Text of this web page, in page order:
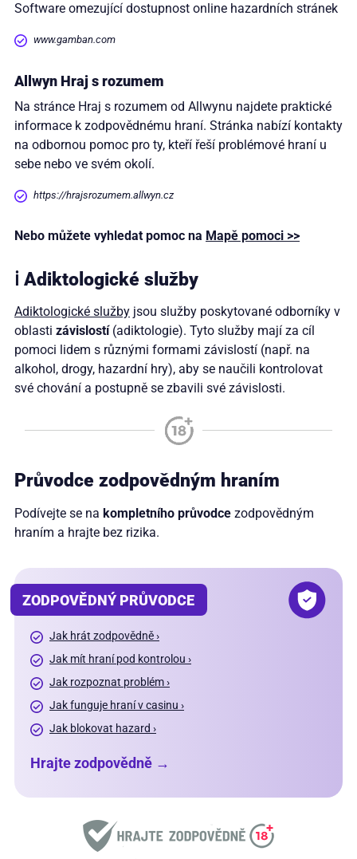
Software omezující dostupnost online hazardních stránek
www.gamban.com
Allwyn Hraj s rozumem
Na stránce Hraj s rozumem od Allwynu najdete praktické
informace k zodpovědnému hraní. Stránka nabízí kontakty
na odbornou pomoc pro ty, kteří řeší problémové hraní u
sebe nebo ve svém okolí.
https://hrajsrozumem.allwyn.cz
Nebo můžete vyhledat pomoc na Mapě pomoci >>
ℹ️ Adiktologické služby
Adiktologické služby jsou služby poskytované odborníky v
oblasti závislostí (adiktologie). Tyto služby mají za cíl
pomoci lidem s různými formami závislostí (např. na
alkohol, drogy, hazardní hry), aby se naučili kontrolovat
své chování a postupně se zbavili své závislosti.
Průvodce zodpovědným hraním
Podívejte se na kompletního průvodce zodpovědným
hraním a hrajte bez rizika.
ZODPOVĚDNÝ PRŮVODCE
Jak hrát zodpovědně ›
Jak mít hraní pod kontrolou ›
Jak rozpoznat problém ›
Jak funguje hraní v casinu ›
Jak blokovat hazard ›
Hrajte zodpovědně →